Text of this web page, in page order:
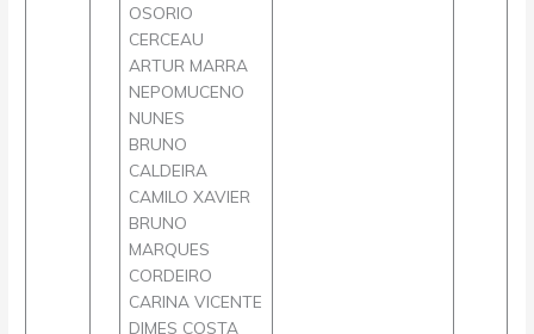
OSORIO
CERCEAU
ARTUR MARRA
NEPOMUCENO
NUNES
BRUNO
CALDEIRA
CAMILO XAVIER
BRUNO
MARQUES
CORDEIRO
CARINA VICENTE
DIMES COSTA